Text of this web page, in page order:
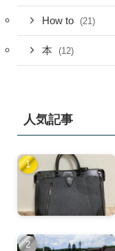
How to (21)
本 (12)
人気記事